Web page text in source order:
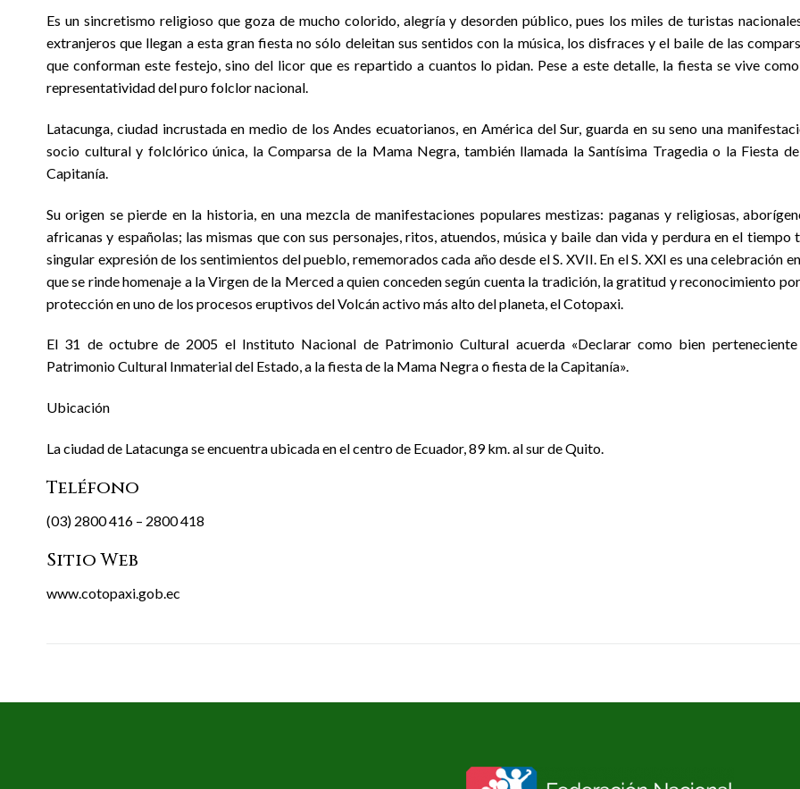
Es un sincretismo religioso que goza de mucho colorido, alegría y desorden público, pues los miles de turistas
extranjeros que llegan a esta gran fiesta no sólo deleitan sus sentidos con la música, los disfraces y el baile de las
que conforman este festejo, sino del licor que es repartido a cuantos lo pidan. Pese a este detalle, la fiesta se vive
representatividad del puro folclor nacional.
Latacunga, ciudad incrustada en medio de los Andes ecuatorianos, en América del Sur, guarda en su seno una
socio cultural y folclórico única, la Comparsa de la Mama Negra, también llamada la Santísima Tragedia o la Fiesta
Capitanía.
Su origen se pierde en la historia, en una mezcla de manifestaciones populares mestizas: paganas y religiosas,
africanas y españolas; las mismas que con sus personajes, ritos, atuendos, música y baile dan vida y perdura en el tiempo
singular expresión de los sentimientos del pueblo, rememorados cada año desde el S. XVII. En el S. XXI es una celebración
que se rinde homenaje a la Virgen de la Merced a quien conceden según cuenta la tradición, la gratitud y reconocimiento
protección en uno de los procesos eruptivos del Volcán activo más alto del planeta, el Cotopaxi.
El 31 de octubre de 2005 el Instituto Nacional de Patrimonio Cultural acuerda «Declarar como bien
Patrimonio Cultural Inmaterial del Estado, a la fiesta de la Mama Negra o fiesta de la Capitanía».
Ubicación
La ciudad de Latacunga se encuentra ubicada en el centro de Ecuador, 89 km. al sur de Quito.
Teléfono
(03) 2800 416 – 2800 418
Sitio Web
www.cotopaxi.gob.ec